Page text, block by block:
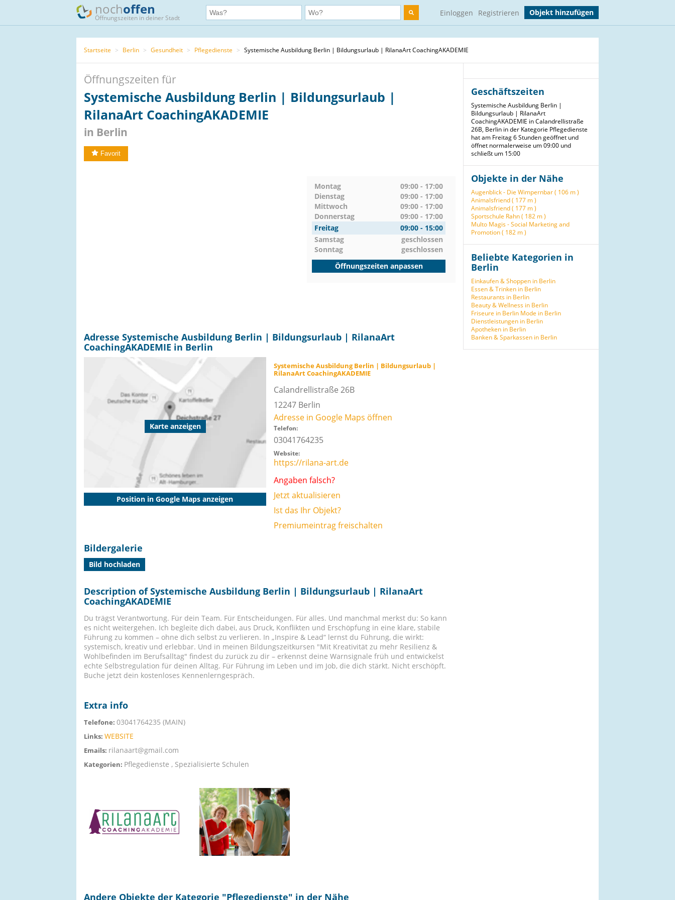
nochoffen
Öffnungszeiten in deiner Stadt
Einloggen Registrieren Objekt hinzufügen
Startseite > Berlin > Gesundheit > Pflegedienste > Systemische Ausbildung Berlin | Bildungsurlaub | RilanaArt CoachingAKADEMIE
Öffnungszeiten für
Systemische Ausbildung Berlin | Bildungsurlaub |
RilanaArt CoachingAKADEMIE
in Berlin
Favorit
Montag
09:00 - 17:00
Dienstag
09:00 - 17:00
Mittwoch
09:00 - 17:00
Donnerstag
09:00 - 17:00
Freitag
09:00 - 15:00
Samstag
geschlossen
Sonntag
geschlossen
Öffnungszeiten anpassen
Adresse Systemische Ausbildung Berlin | Bildungsurlaub | RilanaArt
CoachingAKADEMIE in Berlin
Karte anzeigen
Position in Google Maps anzeigen
Systemische Ausbildung Berlin | Bildungsurlaub |
RilanaArt CoachingAKADEMIE
Calandrellistraße 26B
12247 Berlin
Adresse in Google Maps öffnen
Telefon:
03041764235
Website:
https://rilana-art.de
Angaben falsch?
Jetzt aktualisieren
Ist das Ihr Objekt?
Premiumeintrag freischalten
Bildergalerie
Bild hochladen
Description of Systemische Ausbildung Berlin | Bildungsurlaub | RilanaArt
CoachingAKADEMIE
Du trägst Verantwortung. Für dein Team. Für Entscheidungen. Für alles. Und manchmal merkst du: So kann
es nicht weitergehen. Ich begleite dich dabei, aus Druck, Konflikten und Erschöpfung in eine klare, stabile
Führung zu kommen – ohne dich selbst zu verlieren. In „Inspire & Lead“ lernst du Führung, die wirkt:
systemisch, kreativ und erlebbar. Und in meinen Bildungszeitkursen "Mit Kreativität zu mehr Resilienz &
Wohlbefinden im Berufsalltag" findest du zurück zu dir – erkennst deine Warnsignale früh und entwickelst
echte Selbstregulation für deinen Alltag. Für Führung im Leben und im Job, die dich stärkt. Nicht erschöpft.
Buche jetzt dein kostenloses Kennenlerngespräch.
Extra info
Telefone: 03041764235 (MAIN)
Links: WEBSITE
Emails: rilanaart@gmail.com
Kategorien: Pflegedienste , Spezialisierte Schulen
Andere Objekte der Kategorie "Pflegedienste" in der Nähe
Geschäftszeiten
Systemische Ausbildung Berlin |
Bildungsurlaub | RilanaArt
CoachingAKADEMIE in Calandrellistraße
26B, Berlin in der Kategorie Pflegedienste
hat am Freitag 6 Stunden geöffnet und
öffnet normalerweise um 09:00 und
schließt um 15:00
Objekte in der Nähe
Augenblick - Die Wimpernbar ( 106 m )
Animalsfriend ( 177 m )
Animalsfriend ( 177 m )
Sportschule Rahn ( 182 m )
Multo Magis - Social Marketing and
Promotion ( 182 m )
Beliebte Kategorien in
Berlin
Einkaufen & Shoppen in Berlin
Essen & Trinken in Berlin
Restaurants in Berlin
Beauty & Wellness in Berlin
Friseure in Berlin Mode in Berlin
Dienstleistungen in Berlin
Apotheken in Berlin
Banken & Sparkassen in Berlin